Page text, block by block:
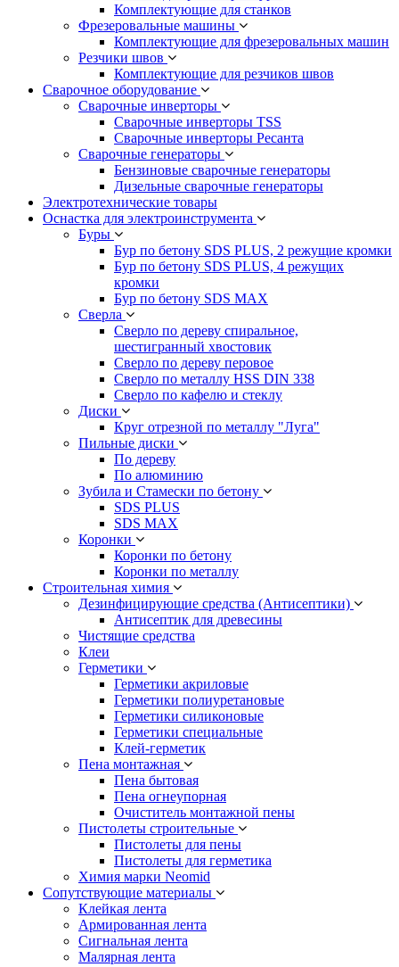
Комплектующие для станков
Фрезеровальные машины
Комплектующие для фрезеровальных машин
Резчики швов
Комплектующие для резчиков швов
Сварочное оборудование
Сварочные инверторы
Сварочные инверторы TSS
Сварочные инверторы Ресанта
Сварочные генераторы
Бензиновые сварочные генераторы
Дизельные сварочные генераторы
Электротехнические товары
Оснастка для электроинструмента
Буры
Бур по бетону SDS PLUS, 2 режущие кромки
Бур по бетону SDS PLUS, 4 режущих
кромки
Бур по бетону SDS MAX
Сверла
Сверло по дереву спиральное,
шестигранный хвостовик
Сверло по дереву перовое
Сверло по металлу HSS DIN 338
Сверло по кафелю и стеклу
Диски
Круг отрезной по металлу "Луга"
Пильные диски
По дереву
По алюминию
Зубила и Стамески по бетону
SDS PLUS
SDS MAX
Коронки
Коронки по бетону
Коронки по металлу
Строительная химия
Дезинфицирующие средства (Антисептики)
Антисептик для древесины
Чистящие средства
Клеи
Герметики
Герметики акриловые
Герметики полиуретановые
Герметики силиконовые
Герметики специальные
Клей-герметик
Пена монтажная
Пена бытовая
Пена огнеупорная
Очиститель монтажной пены
Пистолеты строительные
Пистолеты для пены
Пистолеты для герметика
Химия марки Neomid
Сопутствующие материалы
Клейкая лента
Армированная лента
Сигнальная лента
Малярная лента